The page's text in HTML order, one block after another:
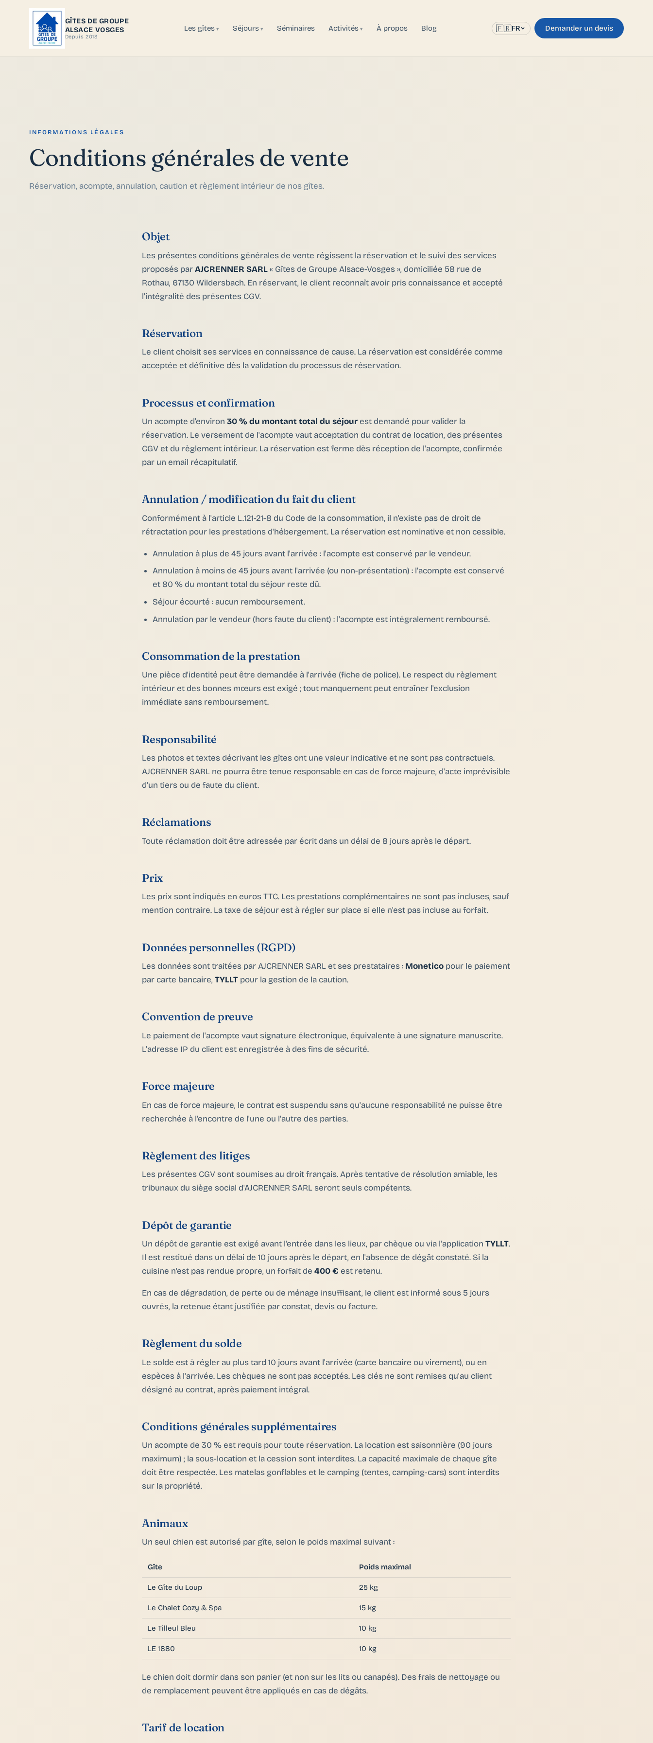
GÎTES DE GROUPE
ALSACE VOSGES
Depuis 2013
Les gîtes Séjours Séminaires Activités À propos Blog 🇫🇷FR Demander un devis
INFORMATIONS LÉGALES
Conditions générales de vente
Réservation, acompte, annulation, caution et règlement intérieur de nos gîtes.
Objet
Les présentes conditions générales de vente régissent la réservation et le suivi des services
proposés parAJCRENNER SARL« Gîtes de Groupe Alsace-Vosges », domiciliée 58 rue de
Rothau, 67130 Wildersbach. En réservant, le client reconnaît avoir pris connaissance et accepté
l'intégralité des présentes CGV.
Réservation
Le client choisit ses services en connaissance de cause. La réservation est considérée comme
acceptée et définitive dès la validation du processus de réservation.
Processus et confirmation
Un acompte d'environ 30 % du montant total du séjour est demandé pour valider la
réservation. Le versement de l'acompte vaut acceptation du contrat de location, des présentes
CGV et du règlement intérieur. La réservation est ferme dès réception de l'acompte, confirmée
par un email récapitulatif.
Annulation / modification du fait du client
Conformément à l'article L.121-21-8 du Code de la consommation, il n'existe pas de droit de
rétractation pour les prestations d'hébergement. La réservation est nominative et non cessible.
Annulation à plus de 45 jours avant l'arrivée : l'acompte est conservé par le vendeur.
Annulation à moins de 45 jours avant l'arrivée (ou non-présentation) : l'acompte est conservé
et 80 % du montant total du séjour reste dû.
Séjour écourté : aucun remboursement.
Annulation par le vendeur (hors faute du client) : l'acompte est intégralement remboursé.
Consommation de la prestation
Une pièce d'identité peut être demandée à l'arrivée (fiche de police). Le respect du règlement
intérieur et des bonnes mœurs est exigé ; tout manquement peut entraîner l'exclusion
immédiate sans remboursement.
Responsabilité
Les photos et textes décrivant les gîtes ont une valeur indicative et ne sont pas contractuels.
AJCRENNER SARL ne pourra être tenue responsable en cas de force majeure, d'acte imprévisible
d'un tiers ou de faute du client.
Réclamations
Toute réclamation doit être adressée par écrit dans un délai de 8 jours après le départ.
Prix
Les prix sont indiqués en euros TTC. Les prestations complémentaires ne sont pas incluses, sauf
mention contraire. La taxe de séjour est à régler sur place si elle n'est pas incluse au forfait.
Données personnelles (RGPD)
Les données sont traitées par AJCRENNER SARL et ses prestataires : Monetico pour le paiement
par carte bancaire, TYLLT pour la gestion de la caution.
Convention de preuve
Le paiement de l'acompte vaut signature électronique, équivalente à une signature manuscrite.
L'adresse IP du client est enregistrée à des fins de sécurité.
Force majeure
En cas de force majeure, le contrat est suspendu sans qu'aucune responsabilité ne puisse être
recherchée à l'encontre de l'une ou l'autre des parties.
Règlement des litiges
Les présentes CGV sont soumises au droit français. Après tentative de résolution amiable, les
tribunaux du siège social d'AJCRENNER SARL seront seuls compétents.
Dépôt de garantie
Un dépôt de garantie est exigé avant l'entrée dans les lieux, par chèque ou via l'application TYLLT.
Il est restitué dans un délai de 10 jours après le départ, en l'absence de dégât constaté. Si la
cuisine n'est pas rendue propre, un forfait de 400 € est retenu.
En cas de dégradation, de perte ou de ménage insuffisant, le client est informé sous 5 jours
ouvrés, la retenue étant justifiée par constat, devis ou facture.
Règlement du solde
Le solde est à régler au plus tard 10 jours avant l'arrivée (carte bancaire ou virement), ou en
espèces à l'arrivée. Les chèques ne sont pas acceptés. Les clés ne sont remises qu'au client
désigné au contrat, après paiement intégral.
Conditions générales supplémentaires
Un acompte de 30 % est requis pour toute réservation. La location est saisonnière (90 jours
maximum) ; la sous-location et la cession sont interdites. La capacité maximale de chaque gîte
doit être respectée. Les matelas gonflables et le camping (tentes, camping-cars) sont interdits
sur la propriété.
Animaux
Un seul chien est autorisé par gîte, selon le poids maximal suivant :
Gîte Poids maximal
Le Gîte du Loup 25 kg
Le Chalet Cozy & Spa 15 kg
Le Tilleul Bleu 10 kg
LE 1880 10 kg
Le chien doit dormir dans son panier (et non sur les lits ou canapés). Des frais de nettoyage ou
de remplacement peuvent être appliqués en cas de dégâts.
Tarif de location